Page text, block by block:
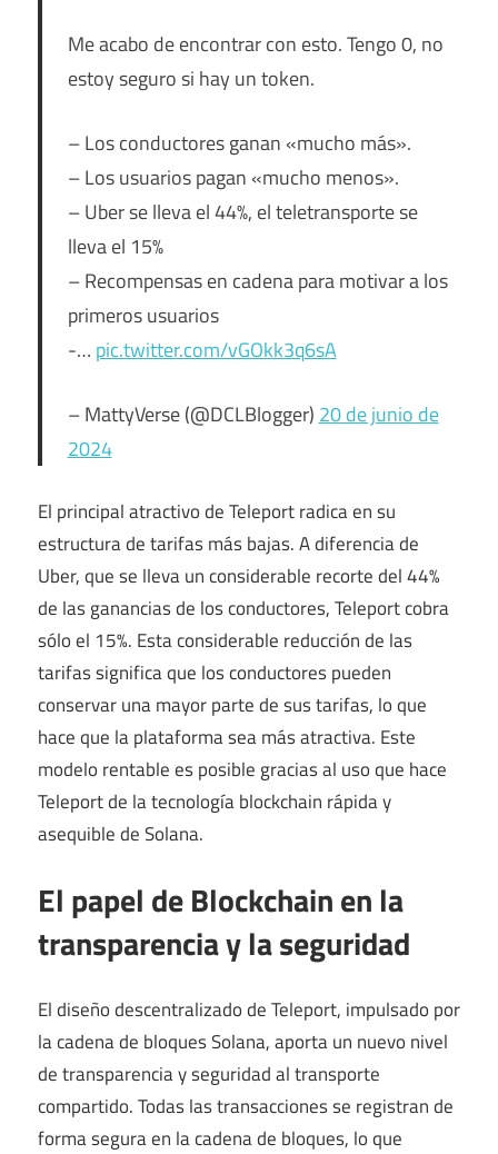
Me acabo de encontrar con esto. Tengo 0, no
estoy seguro si hay un token.
– Los conductores ganan «mucho más».
– Los usuarios pagan «mucho menos».
– Uber se lleva el 44%, el teletransporte se
lleva el 15%
– Recompensas en cadena para motivar a los
primeros usuarios
-… pic.twitter.com/vGOkk3q6sA
– MattyVerse (@DCLBlogger) 20 de junio de
2024
El principal atractivo de Teleport radica en su
estructura de tarifas más bajas. A diferencia de
Uber, que se lleva un considerable recorte del 44%
de las ganancias de los conductores, Teleport cobra
sólo el 15%. Esta considerable reducción de las
tarifas significa que los conductores pueden
conservar una mayor parte de sus tarifas, lo que
hace que la plataforma sea más atractiva. Este
modelo rentable es posible gracias al uso que hace
Teleport de la tecnología blockchain rápida y
asequible de Solana.
El papel de Blockchain en la
transparencia y la seguridad
El diseño descentralizado de Teleport, impulsado por
la cadena de bloques Solana, aporta un nuevo nivel
de transparencia y seguridad al transporte
compartido. Todas las transacciones se registran de
forma segura en la cadena de bloques, lo que